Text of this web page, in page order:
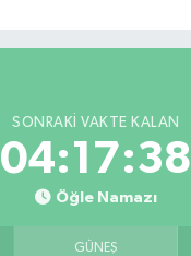
SONRAKI VAKTE KALAN
04:17:37
Öğle Namazı
GÜNEŞ